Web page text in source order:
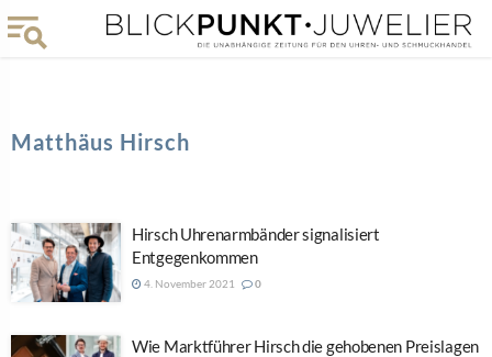
Matthäus Hirsch
Hirsch Uhrenarmbänder signalisiert
Entgegenkommen
4. November 2021 0
Wie Marktführer Hirsch die gehobenen Preislagen